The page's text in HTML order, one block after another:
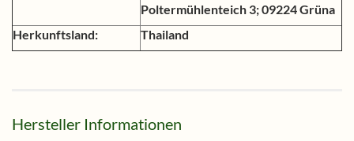
Poltermühlenteich 3; 09224 Grüna
Herkunftsland:
Thailand
Hersteller Informationen